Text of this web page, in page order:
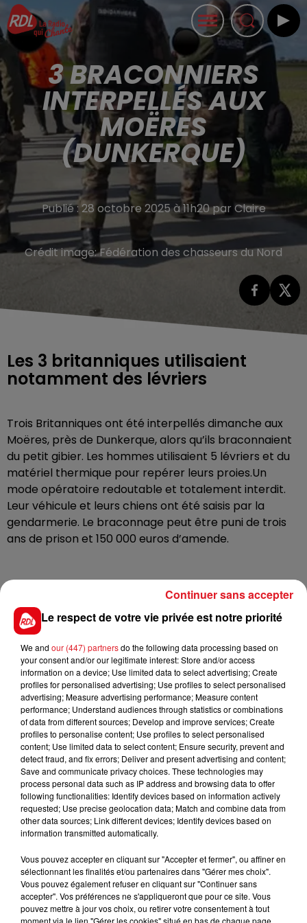
3 BRACONNIERS
INTERPELLÉS AUX
MOËRES
(DUNKERQUE)
Publié : 28 octobre 2025 à 11h20 par Claire
Crédit image:Fédération des chasseurs du Nord
Les 3 britanniques utilisaient
notamment des lévriers
Trois Britanniques ont été interpellés dimanche aux
Moëres, près de Dunkerque, alors qu’ils braconnaient
du petit gibier. Les hommes utilisaient 5 lévriers et du
matériel thermique pour repérer leurs proies.Un
mode opératoire redoutable et totalement interdit.
Leur véhicule et leurs chiens ont été saisis par la
gendarmerie. Le braconnage peut être puni de trois
ans de prison et 150 000 euros d’amende.
FIL D'ACTUS
15 juillet 2026
BÉTHUNE: ENQUÊTE POUR HOMICIDE
VOLONTAIRE EN COURS, APRÈS LA...
Selon les premiers éléments, le logement servait
à des prostituées
Le respect de votre vie privée est notre priorité
We and our (447) partnersdo the following data processing based on
your consent and/or our legitimate interest: Store and/or access
information on a device; Use limited data to select advertising; Create
profiles for personalised advertising; Use profiles to select personalised
advertising; Measure advertising performance; Measure content
performance; Understand audiences through statistics or combinations
of data from different sources; Develop and improve services; Create
profiles to personalise content; Use profiles to select personalised
content; Use limited data to select content; Ensure security, prevent and
detect fraud, and fix errors; Deliver and present advertising and content;
Save and communicate privacy choices. These technologies may
process personal data such as IP address and browsing data to offer
following functionalities: Identify devices based on information actively
requested; Use precise geolocation data; Match and combine data from
other data sources; Link different devices; Identify devices based on
information transmitted automatically.
Vous pouvez accepter en cliquant sur "Accepter et fermer", ou affiner en
sélectionnant les finalités et/ou partenaires dans "Gérer mes choix".
Vous pouvez également refuser en cliquant sur "Continuer sans
accepter". Vos préférences ne s'appliqueront que pour ce site. Vous
pouvez mettre à jour vos choix, ou retirer votre consentement à tout
moment via le lien "Gérer les cookies" situé en bas de chaque page.
Continuer sans accepter